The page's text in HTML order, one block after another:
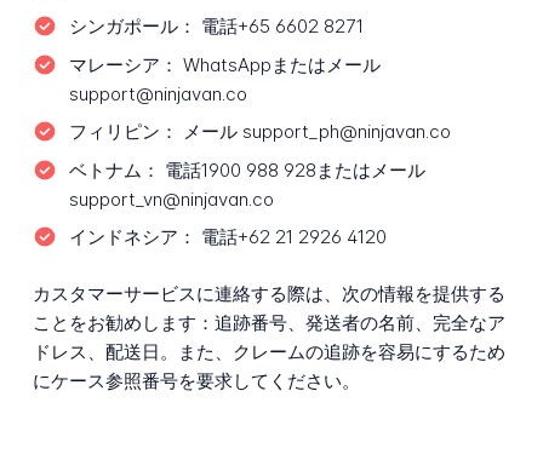
シンガポール： 電話+65 6602 8271
マレーシア： WhatsAppまたはメール
support@ninjavan.co
フィリピン：
メール support_ph@ninjavan.co
ベトナム： 電話1900 988 928またはメール
support_vn@ninjavan.co
インドネシア： 電話+62 21 2926 4120
カスタマーサービスに連絡する際は、次の情報を提供する
ことをお勧めします：追跡番号、発送者の名前、完全なア
ドレス、配送日。また、クレームの追跡を容易にするため
にケース参照番号を要求してください。